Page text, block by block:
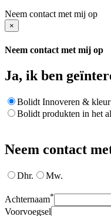
Neem contact met mij op
×
Neem contact met mij op
Ja, ik ben
Bolidt Innoveren & kleur
Bolidt produkten in het
Neem contact
Dhr. Mw.
Achternaam*
Voorvoegsel